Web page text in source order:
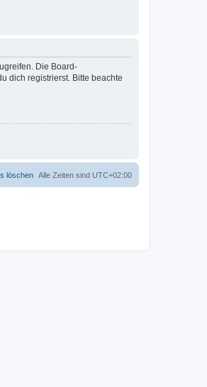
Die Board-
dich registrierst. Bitte beachte
Alle Zeiten sind UTC+02:00
löschen